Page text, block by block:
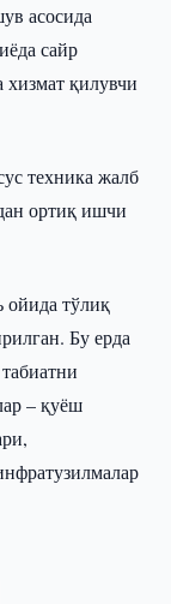
асосида
сайр
қилувчи
техника жалб
ортиқ ишчи
ойида тўлиқ
Бу ерда
– қуёш